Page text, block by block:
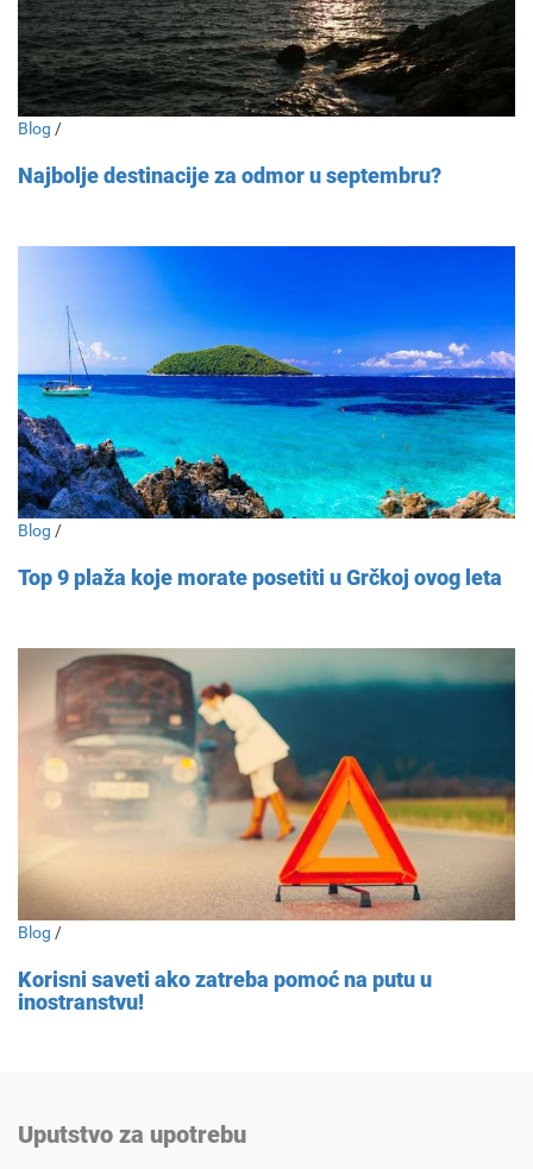
Blog /
Najbolje destinacije za odmor u septembru?
Blog /
Top 9 plaža koje morate posetiti u Grčkoj ovog leta
Blog /
Korisni saveti ako zatreba pomoć na putu u
inostranstvu!
Uputstvo za upotrebu